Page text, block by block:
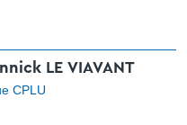
LE VIAVANT
CPLU